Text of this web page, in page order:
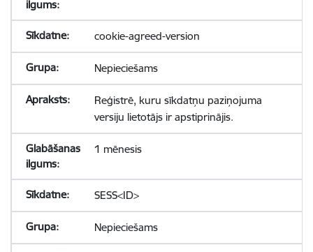
cookie-agreed-version
Nepieciešams
Reģistrē, kuru sīkdatņu paziņojuma
versiju lietotājs ir apstiprinājis.
1 mēnesis
SESS<ID>
Nepieciešams